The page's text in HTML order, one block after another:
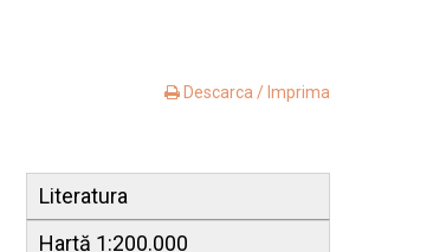
Descarca / Imprima
Literatura
Hartă 1:200.000